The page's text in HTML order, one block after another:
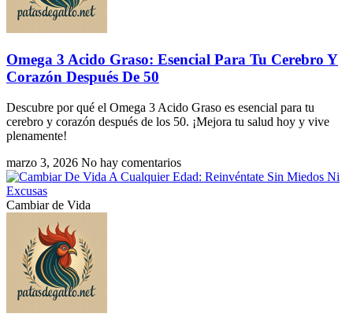
Omega 3 Acido Graso: Esencial Para Tu Cerebro Y
Corazón Después De 50
Descubre por qué el Omega 3 Acido Graso es esencial para tu
cerebro y corazón después de los 50. ¡Mejora tu salud hoy y vive
plenamente!
marzo 3, 2026 No hay comentarios
Cambiar de Vida